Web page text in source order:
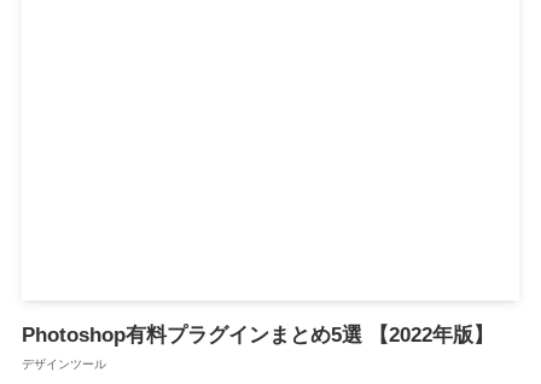
Photoshop有料プラグインまとめ5選 【2022年版】
デザインツール